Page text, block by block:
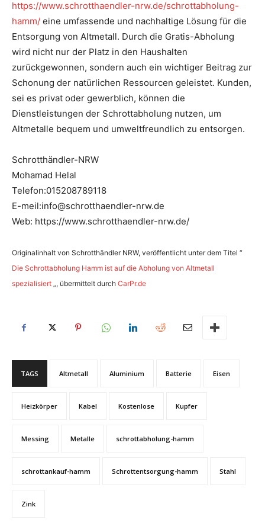
https://www.schrotthaendler-nrw.de/schrottabholung-
hamm/ eine umfassende und nachhaltige Lösung für die
Entsorgung von Altmetall. Durch die Gratis-Abholung
wird nicht nur der Platz in den Haushalten
zurückgewonnen, sondern auch ein wichtiger Beitrag zur
Schonung der natürlichen Ressourcen geleistet. Kunden,
sei es privat oder gewerblich, können die
Dienstleistungen der Schrottabholung nutzen, um
Altmetalle bequem und umweltfreundlich zu entsorgen.
Schrotthändler-NRW
Mohamad Helal
Telefon:015208789118
E-meil:info@schrotthaendler-nrw.de
Web: https://www.schrotthaendler-nrw.de/
Originalinhalt von Schrotthändler NRW, veröffentlicht unter dem Titel “
Die Schrottabholung Hamm ist auf die Abholung von Altmetall
spezialisiert „, übermittelt durch CarPr.de
TAGS Altmetall Aluminium Batterie Eisen
Heizkörper Kabel Kostenlose Kupfer
Messing Metalle schrottabholung-hamm
schrottankauf-hamm Schrottentsorgung-hamm Stahl
Zink